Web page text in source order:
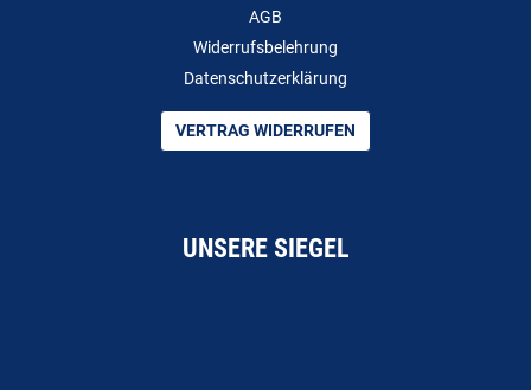
AGB
Widerrufsbelehrung
Datenschutzerklärung
VERTRAG WIDERRUFEN
UNSERE SIEGEL